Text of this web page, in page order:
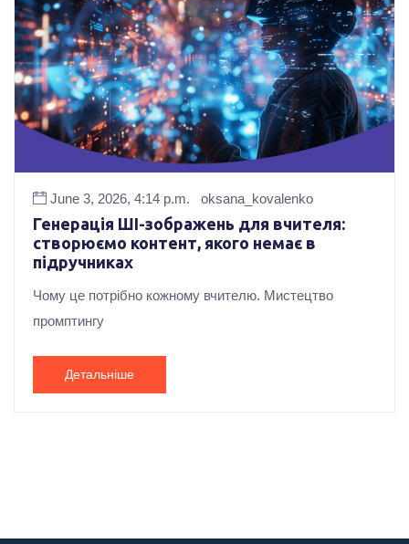
June 3, 2026, 4:14 p.m. oksana_kovalenko
Генерація ШІ-зображень для вчителя:
створюємо контент, якого немає в
підручниках
Чому це потрібно кожному вчителю. Мистецтво
промптингу
Детальніше